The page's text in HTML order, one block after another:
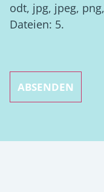
odt, jpg, jpeg,
Dateien: 5.